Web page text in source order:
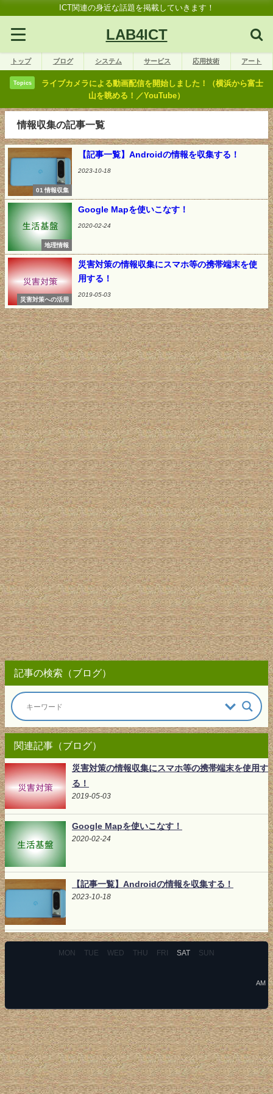
ICT関連の身近な話題を掲載していきます！
LAB4ICT
トップ ブログ システム サービス 応用技術 アート
Topics
ライブカメラによる動画配信を開始しました！（横浜から富士
山を眺める！／YouTube）
情報収集の記事一覧
01 情報収集
【記事一覧】Androidの情報を収集する！
2023-10-18
地理情報
Google Mapを使いこなす！
2020-02-24
災害対策への活用
災害対策の情報収集にスマホ等の携帯端末を使
用する！
2019-05-03
記事の検索（ブログ）
関連記事（ブログ）
災害対策の情報収集にスマホ等の携帯端末を使用す
る！
2019-05-03
Google Mapを使いこなす！
2020-02-24
【記事一覧】Androidの情報を収集する！
2023-10-18
MON TUE WED THU FRI SAT SUN
AM